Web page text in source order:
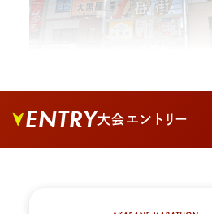
02. 1番街商店街への道を入り、真
ENTRY大会エントリー